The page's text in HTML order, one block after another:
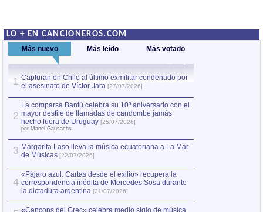
LO + EN CANCIONEROS.COM
Más nuevo Más leído Más votado
1 Capturan en Chile al último exmilitar condenado por
el asesinato de Víctor Jara [27/07/2026]
2
La comparsa Bantú celebra su 10º aniversario con el
mayor desfile de llamadas de candombe jamás
hecho fuera de Uruguay [25/07/2026]
por Manel Gausachs
3 Margarita Laso lleva la música ecuatoriana a La Mar
de Músicas [22/07/2026]
4
«Pájaro azul. Cartas desde el exilio» recupera la
correspondencia inédita de Mercedes Sosa durante
la dictadura argentina [21/07/2026]
«Cançons del Grec» celebra medio siglo de música